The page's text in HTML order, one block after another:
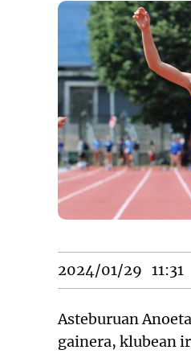
2024/01/29 11:31
Asteburuan
gainera, klubean